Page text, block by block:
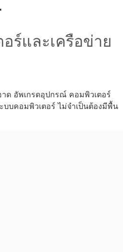
ร์และเครือข่าย
ด อัพเกรดอุปกรณ์ คอมพิวเตอร์
บคอมพิวเตอร์ ไม่จำเป็นต้องมีพื้น